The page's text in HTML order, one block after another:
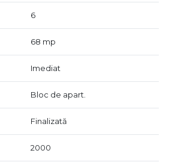
6
68 mp
Imediat
Bloc de apart.
Finalizată
2000